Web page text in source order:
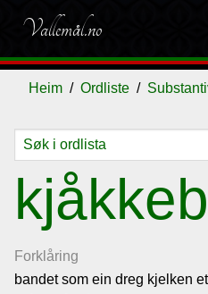
Vallemål.no
Heim Ordliste
Forklåring
bandet som ein dreg kjelken
Ordliste
Om
vallemålet